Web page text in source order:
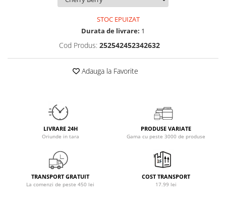
Nordic Naturals
Olimp Sport Nutrition
Puritan`s Pride
Raw Nutrition
REDCON1
STOC EPUIZAT
Durata de livrare: 1
Cod Produs: 252542452342632
Adauga la Favorite
LIVRARE 24H
Oriunde in tara
PRODUSE VARIATE
Gama cu peste 3000 de produse
TRANSPORT GRATUIT
La comenzi de peste 450 lei
COST TRANSPORT
17.99 lei